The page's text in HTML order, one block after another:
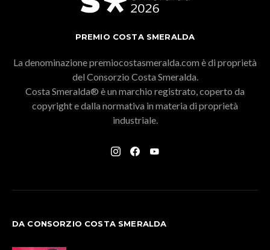
PREMIO COSTA SMERALDA
La denominazione premiocostasmeralda.com è di proprietà
del Consorzio Costa Smeralda.
Costa Smeralda® è un marchio registrato, coperto da
copyright e dalla normativa in materia di proprietà
industriale.
DA CONSORZIO COSTA SMERALDA